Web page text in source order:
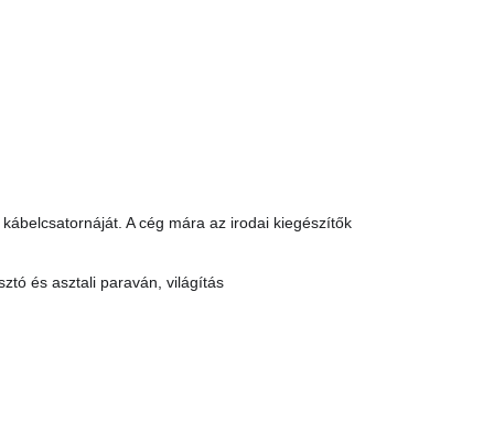
A cég mára az irodai kiegészítők
és asztali paraván, világítás